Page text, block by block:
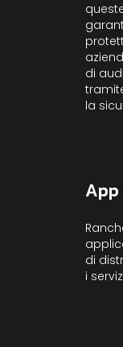
di
la
di
i